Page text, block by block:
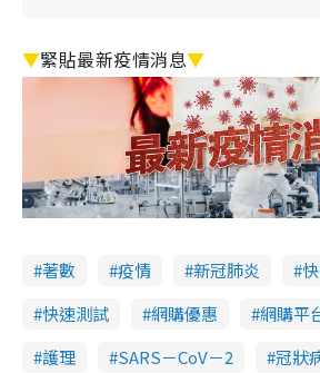
▼緊貼最新疫情消息▼
著數 疫情 新冠肺炎
快速測試
網購優惠 網購平
護理
SARS－CoV－2 冠狀